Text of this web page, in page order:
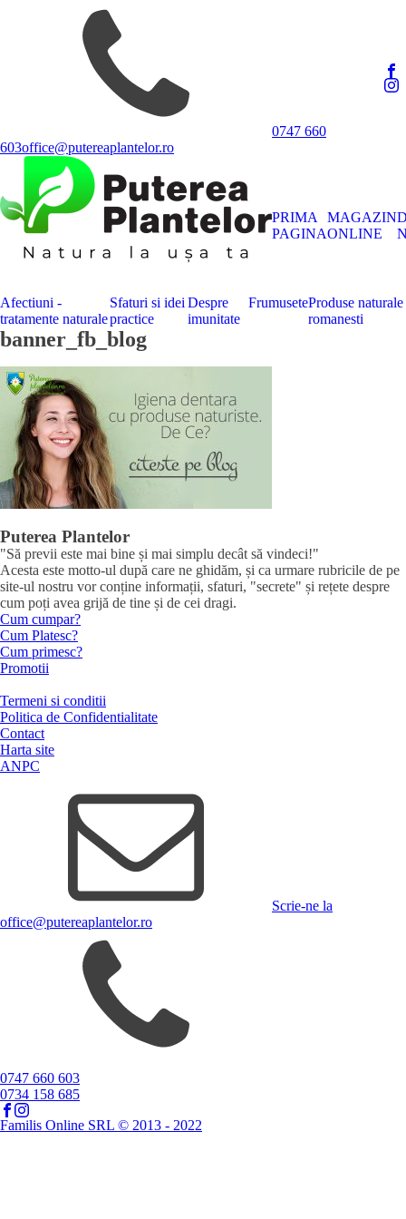
0747 660
603office@putereaplantelor.ro
PRIMA
PAGINA
MAGAZIN
ONLINE
Afectiuni -
tratamente naturale
Sfaturi si idei
practice
Despre
imunitate
FrumuseteProduse naturale
romanesti
banner_fb_blog
Puterea Plantelor
"Să previi este mai bine și mai simplu decât să vindeci!"
Acesta este motto-ul după care ne ghidăm, și ca urmare rubricile de pe
site-ul nostru vor conține informații, sfaturi, "secrete" și rețete despre
cum poți avea grijă de tine și de cei dragi.
Cum cumpar?
Cum Platesc?
Cum primesc?
Promotii
Termeni si conditii
Politica de Confidentialitate
Contact
Harta site
ANPC
Scrie-ne la
office@putereaplantelor.ro
0747 660 603
0734 158 685
Familis Online SRL © 2013 - 2022